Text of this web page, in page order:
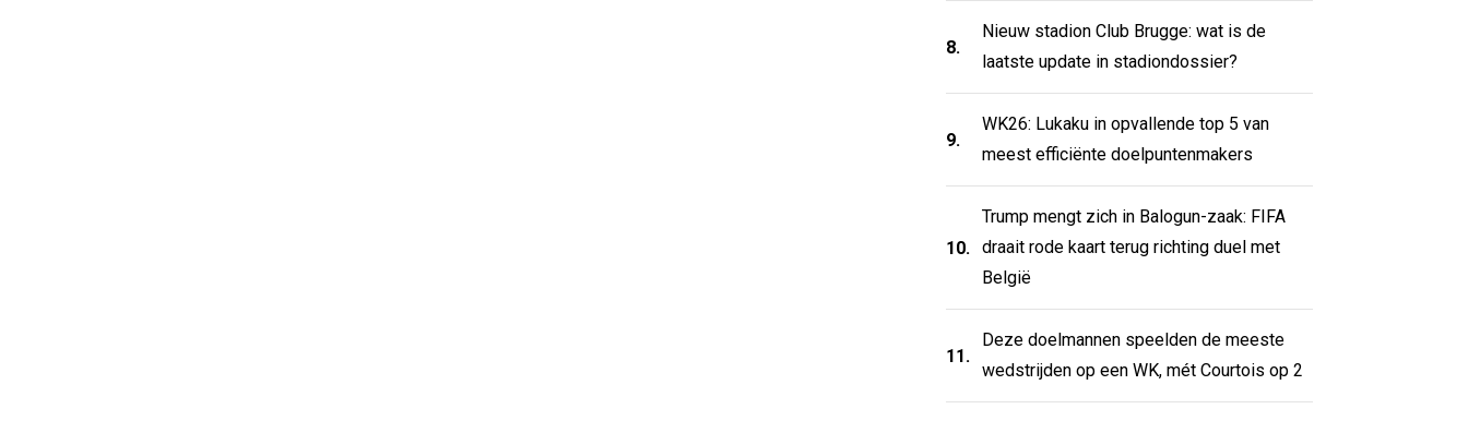
8.
Nieuw stadion Club Brugge: wat is de
laatste update in stadiondossier?
9.
WK26: Lukaku in opvallende top 5 van
meest efficiënte doelpuntenmakers
10.
Trump mengt zich in Balogun-zaak: FIFA
draait rode kaart terug richting duel met
België
11.
Deze doelmannen speelden de meeste
wedstrijden op een WK, mét Courtois op 2